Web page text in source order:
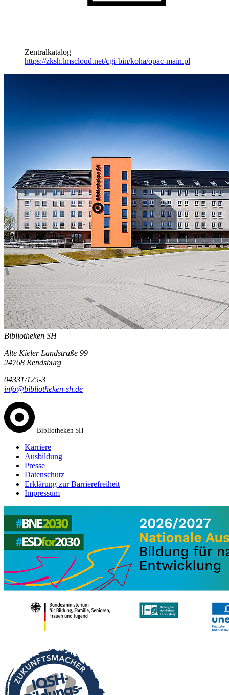
Zentralkatalog
https://zksh.lmscloud.net/cgi-bin/koha/opac-main.pl
Bibliotheken SH
Alte Kieler Landstraße 99
24768 Rendsburg
04331/125-3
info@bibliotheken-sh.de
Bibliotheken SH
Karriere
Ausbildung
Presse
Datenschutz
Erklärung zur Barrierefreiheit
Impressum